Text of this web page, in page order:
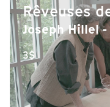
Rêveuses
Joseph Hillel -
3$